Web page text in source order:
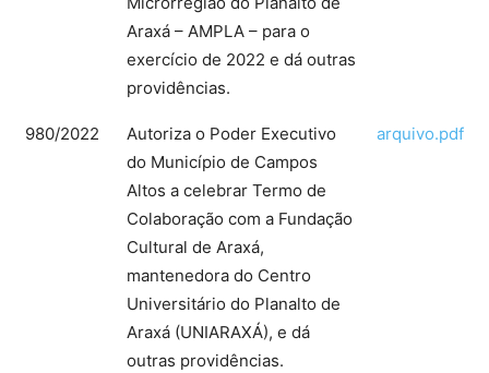
Araxá – AMPLA – para o
exercício de 2022 e dá outras
providências.
980/2022
Autoriza o Poder Executivo
do Município de Campos
Altos a celebrar Termo de
Colaboração com a Fundação
Cultural de Araxá,
mantenedora do Centro
Universitário do Planalto de
Araxá (UNIARAXÁ), e dá
outras providências.
arquivo.pdf